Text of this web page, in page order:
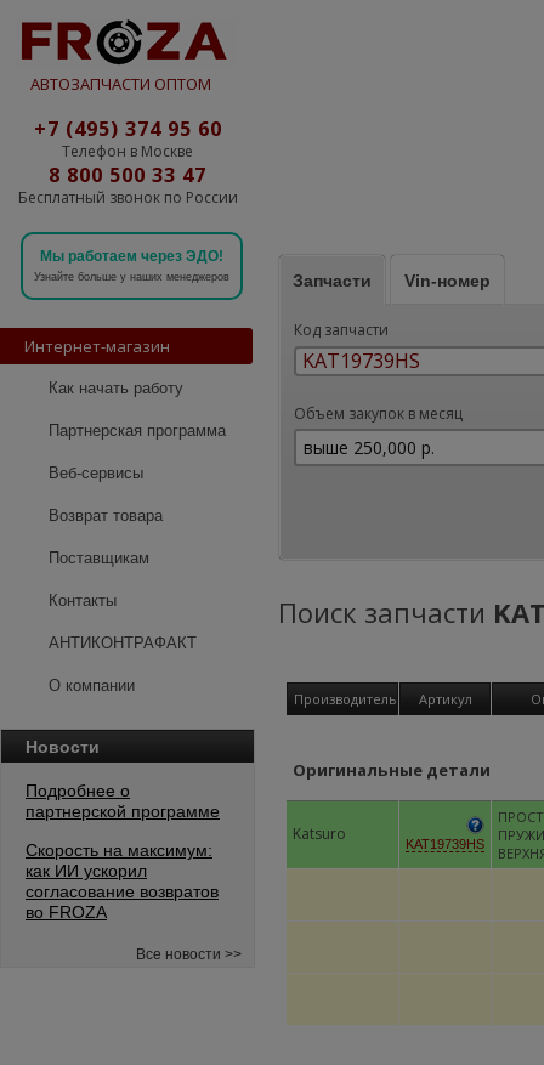
АВТОЗАПЧАСТИ ОПТОМ
+7 (495) 374 95 60
Телефон в Москве
8 800 500 33 47
Бесплатный звонок по России
Мы работаем через ЭДО!
Узнайте больше у наших менеджеров
Интернет-магазин
Как начать работу
Партнерская программа
Веб-сервисы
Возврат товара
Поставщикам
Контакты
АНТИКОНТРАФАКТ
О компании
Новости
Подробнее о
партнерской программе
Скорость на максимум:
как ИИ ускорил
согласование возвратов
во FROZA
Все новости >>
Запчасти Vin-номер
Код запчасти
Объем закупок в месяц
Поиск запчасти
Производитель Артикул
Оригинальные детали
Katsuro KAT19739HS